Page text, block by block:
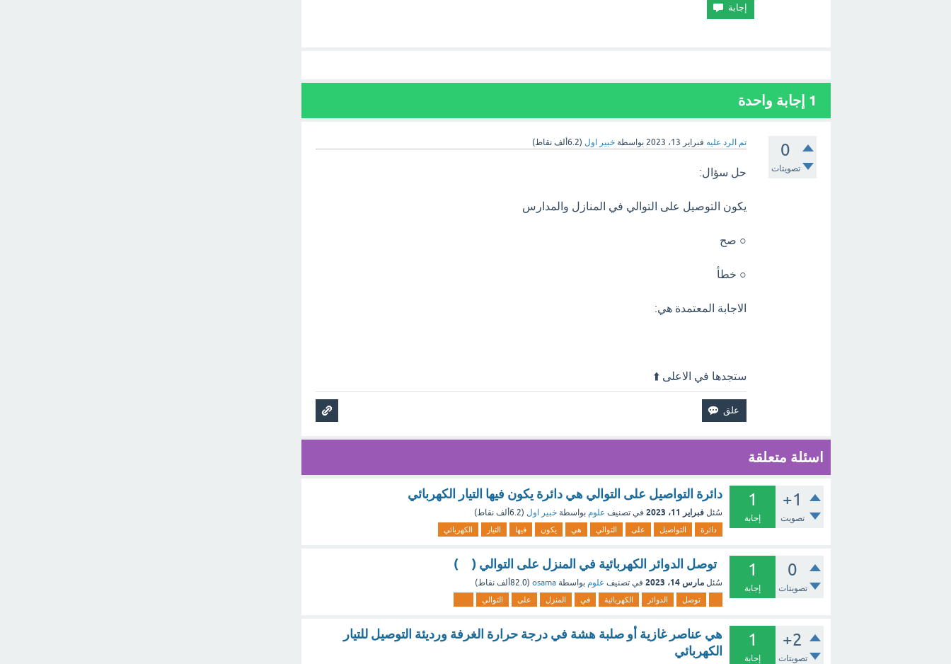
1 إجابة واحدة
0
تصويتات
تم الرد عليه فبراير 13، 2023 بواسطةخبير اول (6.2ألف نقاط)
حل سؤال:
يكون التوصيل على التوالي في المنازل والمدارس
○ صح
○ خطأ
الاجابة المعتمدة هي:
ستجدها في الاعلى ⬆️
اسئلة متعلقة
+1
تصويت
1
إجابة
دائرة التواصيل على التوالي هي دائرة يكون فيها التيار الكهربائي
سُئل فبراير 11، 2023 في تصنيف علوم بواسطة خبير اول (6.2ألف نقاط)
دائرة التواصيل على التوالي هي يكون فيها التيار الكهربائي
0
تصويتات
1
إجابة
توصل الدوائر الكهربائية في المنزل على التوالي ( )
سُئل مارس 14، 2023 في تصنيف علوم بواسطة osama
(82.0ألف نقاط)
توصل الدوائر الكهربائية في المنزل على التوالي
+2
تصويتات
1
إجابة
هي عناصر غازية أو صلبة هشة في درجة حرارة الغرفة ورديئة التوصيل للتيار
الكهربائي